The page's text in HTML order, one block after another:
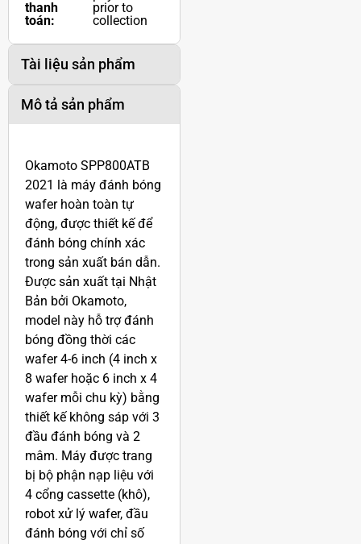
thanh
toán:
prior to
collection
Tài liệu sản phẩm
Mô tả sản phẩm
Okamoto SPP800ATB
2021 là máy đánh bóng
wafer hoàn toàn tự
động, được thiết kế để
đánh bóng chính xác
trong sản xuất bán dẫn.
Được sản xuất tại Nhật
Bản bởi Okamoto,
model này hỗ trợ đánh
bóng đồng thời các
wafer 4-6 inch (4 inch x
8 wafer hoặc 6 inch x 4
wafer mỗi chu kỳ) bằng
thiết kế không sáp với 3
đầu đánh bóng và 2
mâm. Máy được trang
bị bộ phận nạp liệu với
4 cổng cassette (khô),
robot xử lý wafer, đầu
đánh bóng với chỉ số